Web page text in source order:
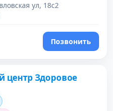
ул, 18с2
Позвонить
центр Здоровое